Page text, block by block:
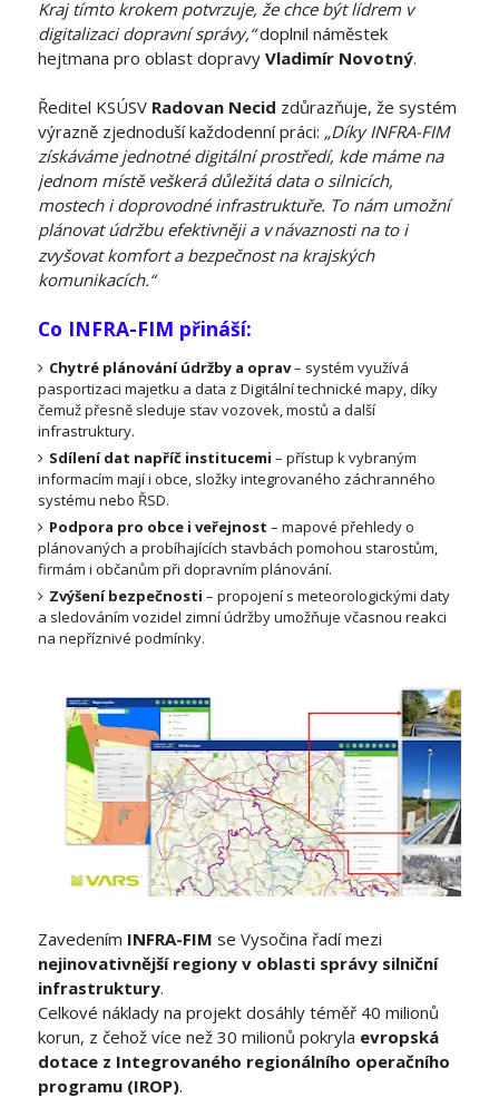
Kraj tímto krokem potvrzuje, že chce být lídrem v
digitalizaci dopravní správy,“doplnil náměstek
hejtmana pro oblast dopravy Vladimír Novotný.
Ředitel KSÚSV Radovan Necid zdůrazňuje, že systém
výrazně zjednoduší každodenní práci: „Díky INFRA-FIM
získáváme jednotné digitální prostředí, kde máme na
jednom místě veškerá důležitá data o silnicích,
mostech i doprovodné infrastruktuře. To nám umožní
plánovat údržbu efektivněji a vnávaznosti na to i
zvyšovat komfort a bezpečnost na krajských
komunikacích.“
Co INFRA-FIM přináší:
Chytré plánování údržby a oprav– systém využívá
pasportizaci majetku a data z Digitální technické mapy, díky
čemuž přesně sleduje stav vozovek, mostů a další
infrastruktury.
Sdílení dat napříč institucemi – přístup k vybraným
informacím mají i obce, složky integrovaného záchranného
systému nebo ŘSD.
Podpora pro obce i veřejnost – mapové přehledy o
plánovaných a probíhajících stavbách pomohou starostům,
firmám i občanům při dopravním plánování.
Zvýšení bezpečnosti – propojení s meteorologickými daty
a sledováním vozidel zimní údržby umožňuje včasnou reakci
na nepříznivé podmínky.
Zavedením INFRA-FIM se Vysočina řadí mezi
nejinovativnější regiony v oblasti správy silniční
infrastruktury.
Celkové náklady na projekt dosáhly téměř 40 milionů
korun, z čehož více než 30 milionů pokryla evropská
dotace z Integrovaného regionálního operačního
programu (IROP).